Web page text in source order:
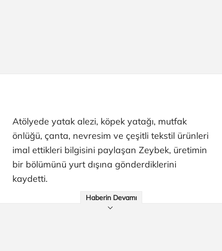
Atölyede yatak alezi, köpek yatağı, mutfak
önlüğü, çanta, nevresim ve çeşitli tekstil ürünleri
imal ettikleri bilgisini paylaşan Zeybek, üretimin
bir bölümünü yurt dışına gönderdiklerini
kaydetti.
Haberin Devamı